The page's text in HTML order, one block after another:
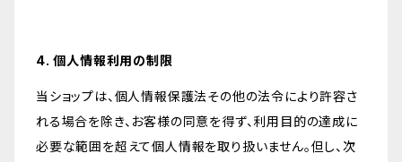
4. 個人情報利用の制限
当ショップは、個人情報保護法その他の法令により許容さ
れる場合を除き、お客様の同意を得ず、利用目的の達成に
必要な範囲を超えて個人情報を取り扱いません。但し、次